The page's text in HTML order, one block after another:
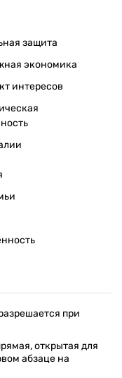
защита
экономика
интересов
при
открытая для
абзаце на